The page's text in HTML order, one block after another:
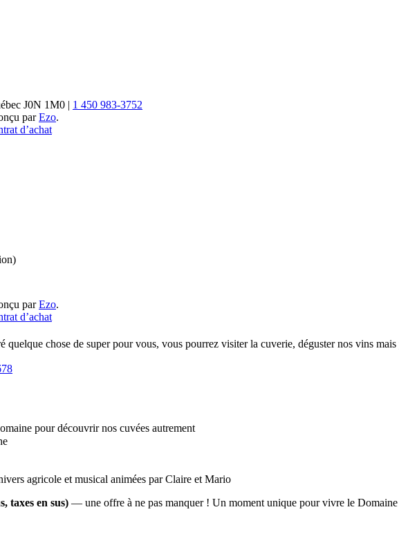
J0N 1M0 | 1 450 983-3752
parEzo.
d’achat
parEzo.
d’achat
quelque chose de super pour vous, vous pourrez visiter la cuverie, déguster nos vins
pour découvrir nos cuvées autrement
agricole et musical animées par Claire et Mario
taxes en sus) — une offre à ne pas manquer ! Un moment unique pour vivre le Domaine